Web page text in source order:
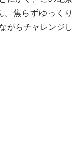
焦らずゆっくり
がらチャレンジし